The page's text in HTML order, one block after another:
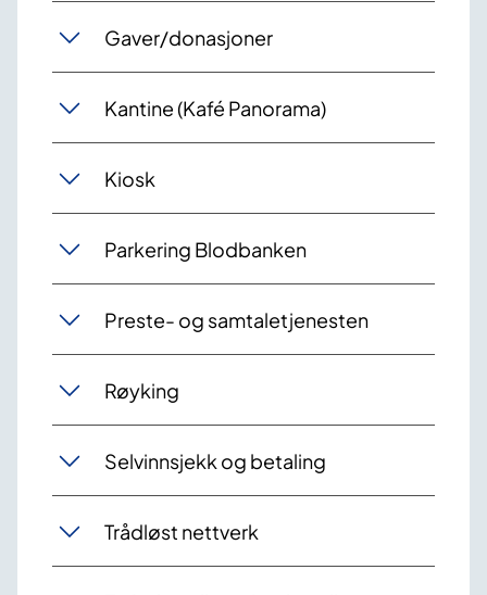
Gaver/donasjoner
Kantine (Kafé Panorama)
Kiosk
Parkering Blodbanken
Preste- og samtaletjenesten
Røyking
Selvinnsjekk og betaling
Trådløst nettverk